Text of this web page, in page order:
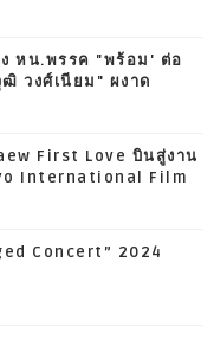
หน.พรรค "พร้อม' ต่อ
วงศ์เนียม" ผงาด
First Love บินสู่งาน
International Film
Concert” 2024